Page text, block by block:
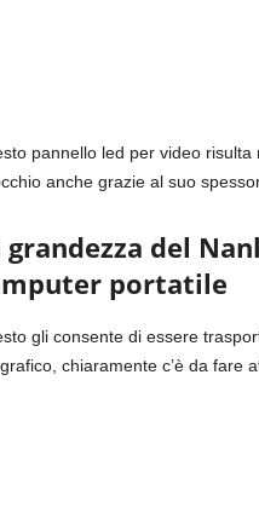
pannello led per video
anche grazie al suo
grandezza del
portatile
gli consente di essere
chiaramente c’è da fare